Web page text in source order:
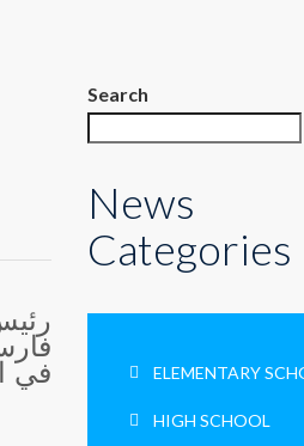
في
Search
News
Categories
ELEMENTARY
HIGH SCHOOL